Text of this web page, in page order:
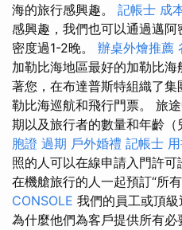
海的旅行感興趣。 記帳士 成
感興趣，我們也可以通過邁
密度過1-2晚。 辦桌外燴推薦
加勒比海地區最好的加勒比
著您，在布達普斯特組織了
勒比海巡航和飛行門票。 旅
期以及旅行者的數量和年齡（
胞證 過期 戶外婚禮 記帳士
照的人可以在線申請入門許可
在機艙旅行的人一起預訂“所有
CONSOLE 我們的員工或頂
為什麼他們為客戶提供所有